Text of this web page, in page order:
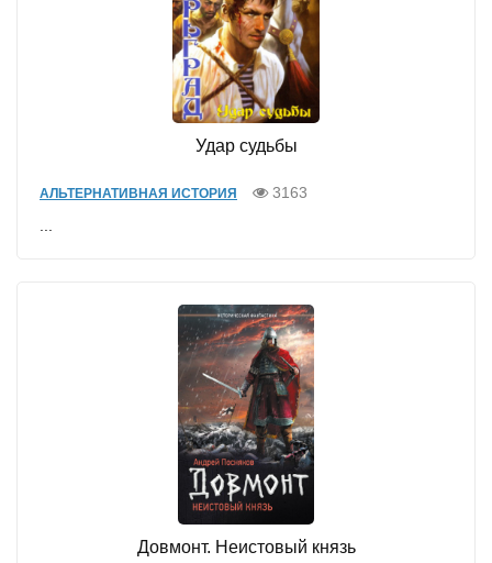
Удар судьбы
АЛЬТЕРНАТИВНАЯ ИСТОРИЯ
3163
Довмонт. Неистовый князь